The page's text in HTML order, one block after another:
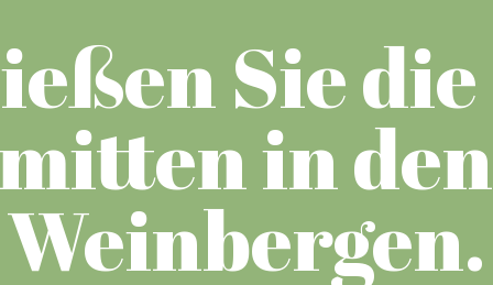
Sie
in den
Weinbergen.